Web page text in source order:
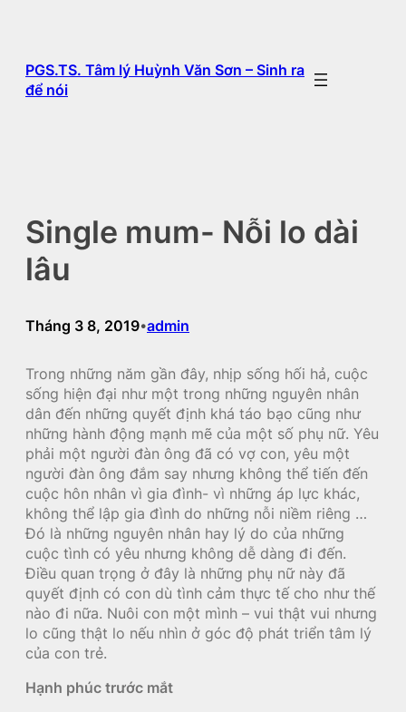
nội
dung
PGS.TS. Tâm lý Huỳnh Văn Sơn – Sinh ra
để nói
Single mum- Nỗi lo dài
lâu
Tháng 3 8, 2019•admin
Trong những năm gần đây, nhịp sống hối hả, cuộc
sống hiện đại như một trong những nguyên nhân
dân đến những quyết định khá táo bạo cũng như
những hành động mạnh mẽ của một số phụ nữ. Yêu
phải một người đàn ông đã có vợ con, yêu một
người đàn ông đắm say nhưng không thể tiến đến
cuộc hôn nhân vì gia đình- vì những áp lực khác,
không thể lập gia đình do những nỗi niềm riêng …
Đó là những nguyên nhân hay lý do của những
cuộc tình có yêu nhưng không dễ dàng đi đến.
Điều quan trọng ở đây là những phụ nữ này đã
quyết định có con dù tình cảm thực tế cho như thế
nào đi nữa. Nuôi con một mình – vui thật vui nhưng
lo cũng thật lo nếu nhìn ở góc độ phát triển tâm lý
của con trẻ.
Hạnh phúc trước mắt